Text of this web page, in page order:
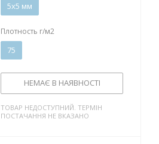
5х5 мм
Плотность г/м2
75
НЕМАЄ В НАЯВНОСТІ
ТОВАР НЕДОСТУПНИЙ. ТЕРМІН
ПОСТАЧАННЯ НЕ ВКАЗАНО